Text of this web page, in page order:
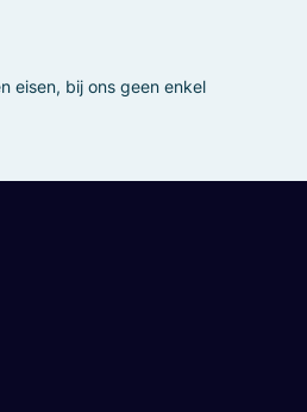
eisen, bij ons geen enkel